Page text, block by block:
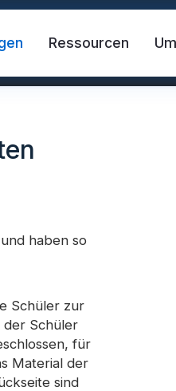
Ressourcen Um
FR-
Wärmetransfer-
und haben so
Schüler zur
der Schüler
für
Material der
sind